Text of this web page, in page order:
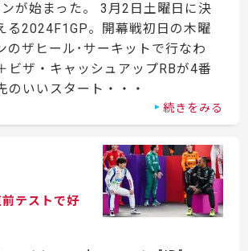
が始まった。 3月2日土曜日に決
る2024F1GP。開幕戦初日の木曜
のザヒール･サーキットで行なわ
ビザ・キャッシュアップRBが4番
のいいスタート・・・
続きをみる
テストで好